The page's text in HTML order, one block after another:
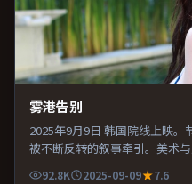
雾港告别
2025年9月9日 韩国院线上映
被不断反转的叙事牵引。美术
提供可信支撑。整体完成度较
92.8K 2025-09-09
7.6